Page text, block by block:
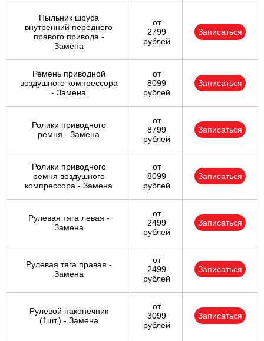
Пыльник шруса
внутренний переднего
правого привода -
Замена
от
2799
рублей
Записаться
Ремень приводной
воздушного компрессора
- Замена
от
8099
рублей
Записаться
Ролики приводного
ремня - Замена
от
8799
рублей
Записаться
Ролики приводного
ремня воздушного
компрессора - Замена
от
8099
рублей
Записаться
Рулевая тяга левая -
Замена
от
2499
рублей
Записаться
Рулевая тяга правая -
Замена
от
2499
рублей
Записаться
Рулевой наконечник
(1шт.) - Замена
от
3099
рублей
Записаться